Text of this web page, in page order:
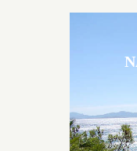
Les piscines
originales,